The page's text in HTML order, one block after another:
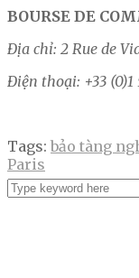
BOURSE DE
Địa chỉ: 2 Rue de
Điện thoại: +33 (0)1
Tags: bảo tàng
Paris